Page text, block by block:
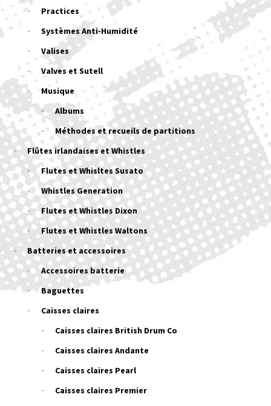
Practices
Systèmes Anti-Humidité
Valises
Valves et Sutell
Musique
Albums
Méthodes et recueils de partitions
Flûtes irlandaises et Whistles
Flutes et Whisltes Susato
Whistles Generation
Flutes et Whistles Dixon
Flutes et Whistles Waltons
Batteries et accessoires
Accessoires batterie
Baguettes
Caisses claires
Caisses claires British Drum Co
Caisses claires Andante
Caisses claires Pearl
Caisses claires Premier